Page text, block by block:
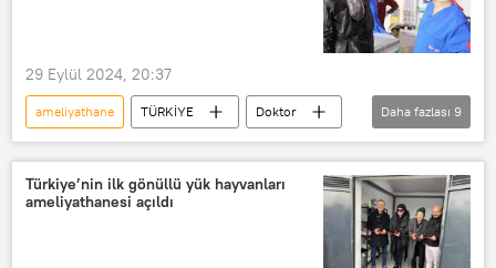
29 Eylül 2024, 20:37
ameliyathane TÜRKİYE
Doktor
Uganda
Ameliyat
Estetik ameliyat
Türkiye
Estetik
Estetik cerrahi
Daha fazlası 9
Türkiye’nin ilk gönüllü yük hayvanları
ameliyathanesi açıldı